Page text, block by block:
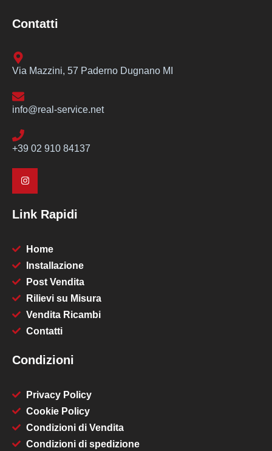
Contatti
Via Mazzini, 57 Paderno Dugnano MI
info@real-service.net
+39 02 910 84137
Link Rapidi
Home
Installazione
Post Vendita
Rilievi su Misura
Vendita Ricambi
Contatti
Condizioni
Privacy Policy
Cookie Policy
Condizioni di Vendita
Condizioni di spedizione